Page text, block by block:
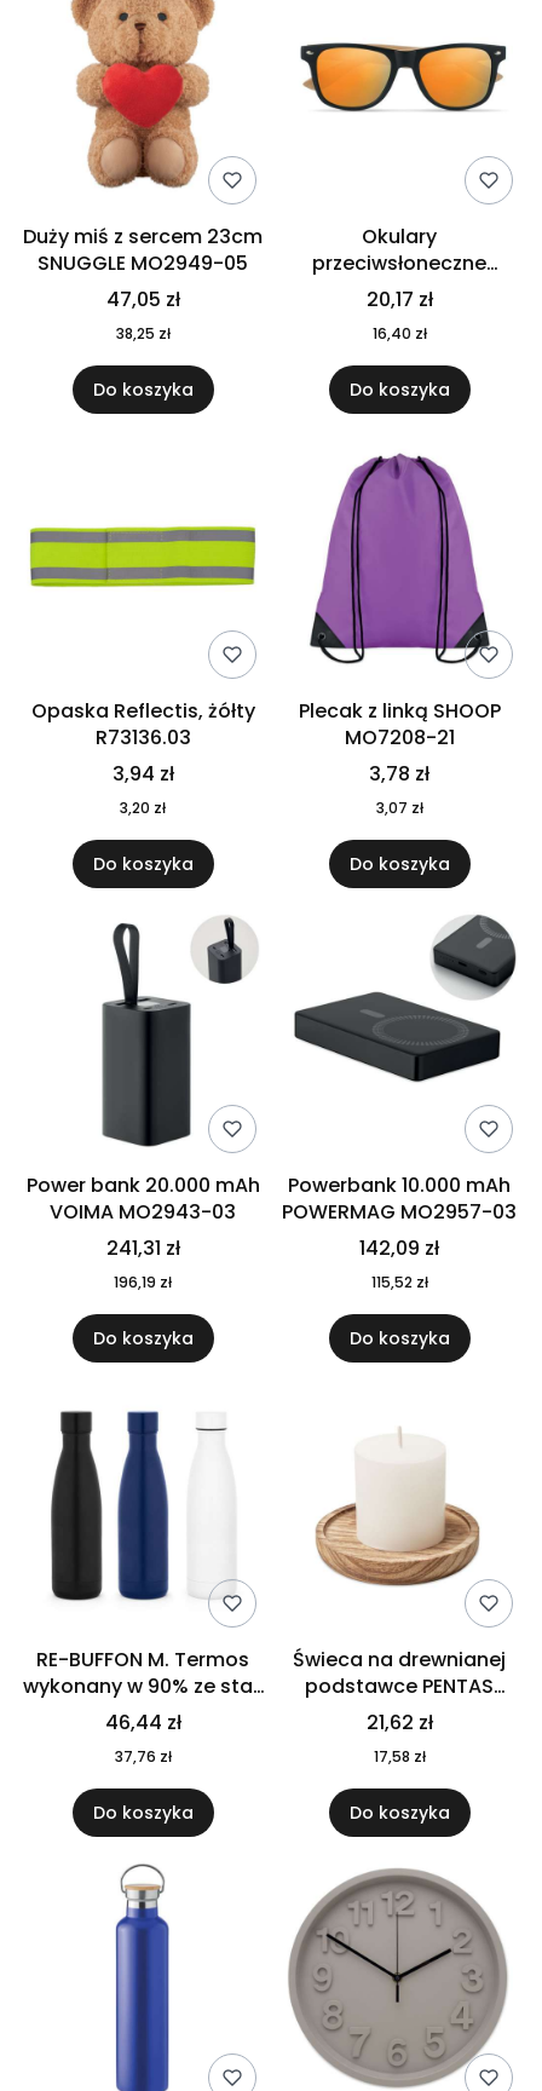
Duży miś z sercem 23cm
SNUGGLE MO2949-05
47,05 zł
38,25 zł
Do koszyka
Okulary
przeciwsłoneczne
CALIFORNIA TOUCH
MO9617-10
20,17 zł
16,40 zł
Do koszyka
Opaska Reflectis, żółty
R73136.03
3,94 zł
3,20 zł
Do koszyka
Plecak z linką SHOOP
MO7208-21
3,78 zł
3,07 zł
Do koszyka
Power bank 20.000 mAh
VOIMA MO2943-03
241,31 zł
196,19 zł
Do koszyka
Powerbank 10.000 mAh
POWERMAG MO2957-03
142,09 zł
115,52 zł
Do koszyka
RE-BUFFON M. Termos
wykonany w 90% ze stali
nierdzewnej
pochodzącej z
recyklingu 520 ml 94294
46,44 zł
37,76 zł
Do koszyka
Świeca na drewnianej
podstawce PENTAS
MO6282-40
21,62 zł
17,58 zł
Do koszyka